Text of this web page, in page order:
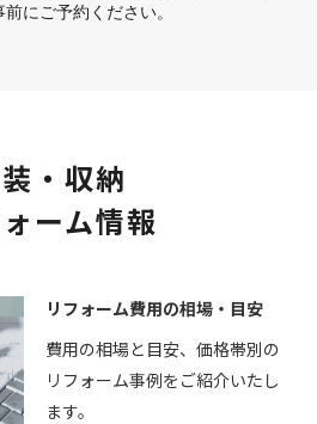
にご予約ください。
・収納
ーム情報
リフォーム費用の相場・目安
費用の相場と目安、価格帯別の
リフォーム事例をご紹介いたし
ます。